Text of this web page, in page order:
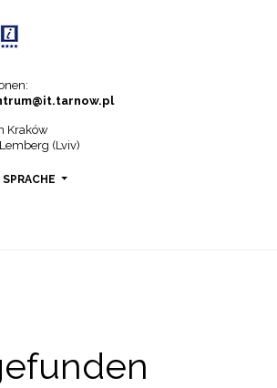
Kraków
(Lviv)
SPRACHE